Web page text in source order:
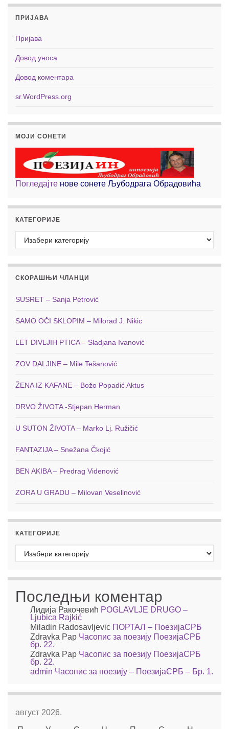
ПРИЈАВА
Пријава
Довод уноса
Довод коментара
sr.WordPress.org
МОЈИ СОНЕТИ
Погледајте нове сонете Љубодрага Обрадовића
КАТЕГОРИЈЕ
Категорије
СКОРАШЊИ ЧЛАНЦИ
SUSRET – Sanja Petrović
SAMO OČI SKLOPIM – Milorad J. Nikic
LET DIVLJIH PTICA – Sladjana Ivanović
ZOV DALJINE – Mile Tešanović
ŽENA IZ KAFANE – Božo Popadić Aktus
DRVO ŽIVOTA -Stjepan Herman
U SUTON ŽIVOTA – Marko Lj. Ružičić
FANTAZIJA – Snežana Čkojić
BEN AKIBA – Predrag Videnović
ZORA U GRADU – Milovan Veselinović
КАТЕГОРИЈЕ
Категорије
Последњи коментар
Лидија Ракочевић POGLAVLJE DRUGO –
Ljubica Rajkić
Miladin Radosavljevic ПОРТАЛ – ПоезијаСРБ
Zdravka Pap Часопис за поезију ПоезијаСРБ
бр. 22.
Zdravka Pap Часопис за поезију ПоезијаСРБ
бр. 22.
admin Часопис за поезију – ПоезијаСРБ – Бр. 1.
август 2026.